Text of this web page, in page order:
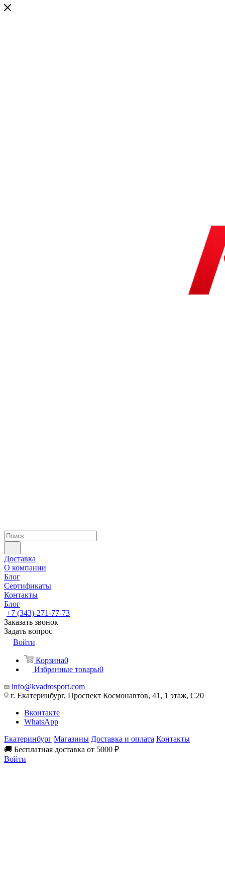
Доставка
О компании
Блог
Сертификаты
Контакты
Блог
+7 (343)-271-77-73
Заказать звонок
Задать вопрос
Войти
Корзина0
Избранные товары0
info@kvadrosport.com
г. Екатеринбург, Проспект Космонавтов, 41, 1 этаж, С20
Вконтакте
WhatsApp
Екатеринбург Магазины Доставка и оплата Контакты
🚚 Бесплатная доставка от 5000 ₽
Войти